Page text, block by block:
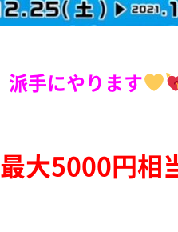
派手にやります
最大5000円相